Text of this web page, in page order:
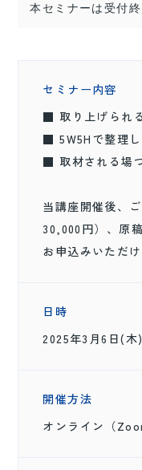
本セミナーは受付終
セミナー内容
■ 取り上げられ
■ 5W5Hで整理し
■ 取材される場
当講座開催後、
30,000円）、原
お申込みいただけ
日時
2025年3月6日(木
開催方法
オンライン（